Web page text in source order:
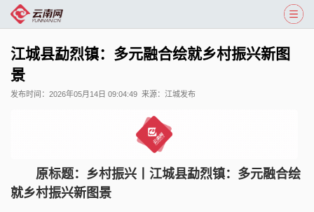
江城县勐烈镇：多元融合绘就乡村振兴新图
景
发布时间： 2026年05月14日 09:04:49 来源： 江城发布
原标题：乡村振兴丨江城县勐烈镇：多元融合绘
就乡村振兴新图景